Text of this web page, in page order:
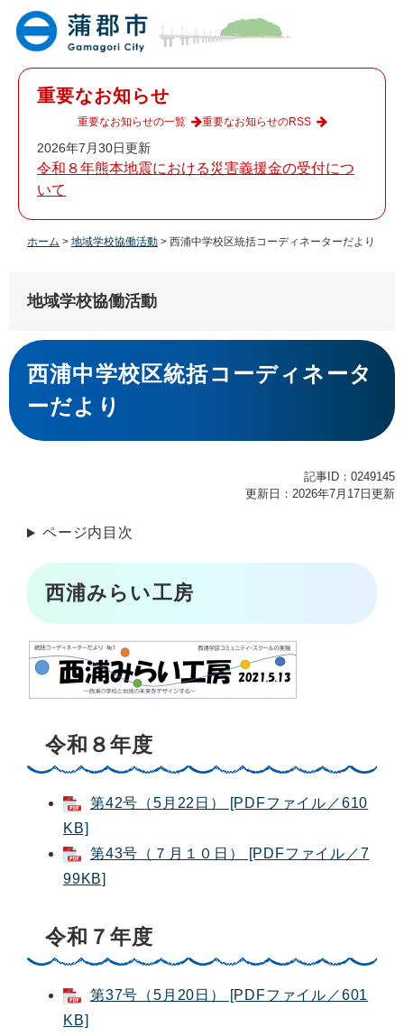
重要なお知らせ
2026年7月30日更新
令和８年熊本地震における災害義援金の受付につ
いて
重要なお知らせの一覧 重要なお知らせのRSS
ホーム > 地域学校協働活動 > 西浦中学校区統括コーディネーターだより
地域学校協働活動
本
文
西浦中学校区統括コーディネータ
ーだより
記事ID：0249145
更新日：2026年7月17日更新
ページ内目次
西浦みらい工房
令和８年度
第42号（5月22日） [PDFファイル／610
KB]
第43号（７月１０日） [PDFファイル／7
99KB]
令和７年度
第37号（5月20日） [PDFファイル／601
KB]